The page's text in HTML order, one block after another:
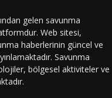
gelen savunma
Web sitesi,
haberlerinin güncel ve
Savunma
bölgesel aktiviteler ve